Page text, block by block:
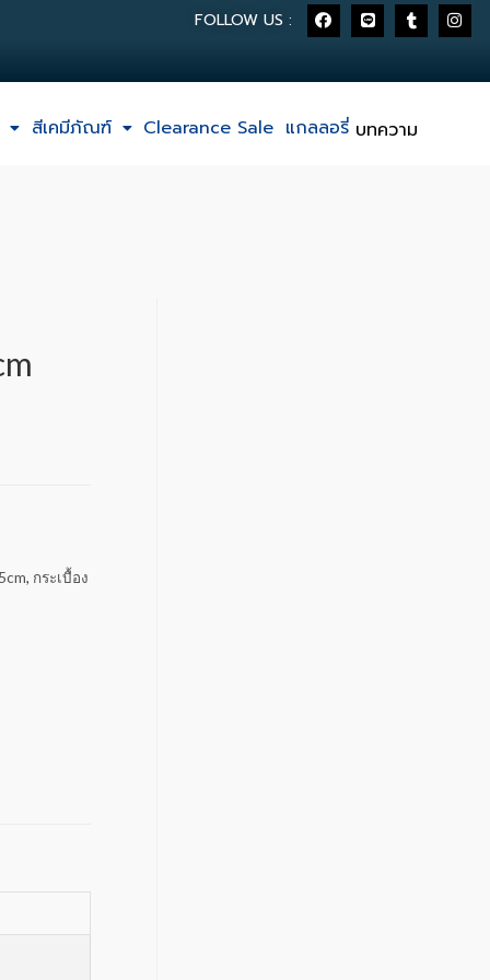
FOLLOW US :
สีเคมีภัณฑ์ Clearance Sale แกลลอรี่ บทความ
, กระเบื้อง